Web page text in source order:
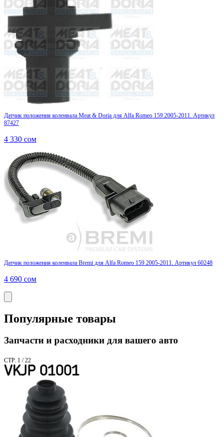
Датчик положения коленвала Meat & Doria для Alfa Romeo 159 2005-2011. Артикул
87427
4 330 сом
Датчик положения коленвала Bremi для Alfa Romeo 159 2005-2011. Артикул 60248
4 690 сом
Популярные товары
Запчасти и расходники для вашего авто
СТР. 1 / 22